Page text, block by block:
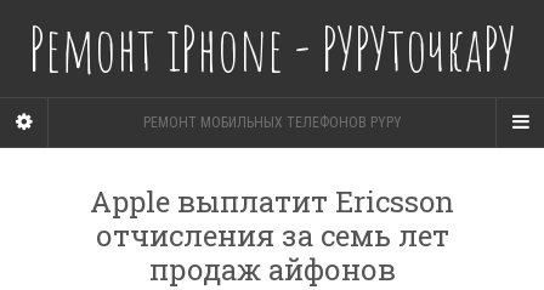
Ремонт iPhone - РУРУточкаРУ
РЕМОНТ МОБИЛЬНЫХ ТЕЛЕФОНОВ PYPY
Apple выплатит Ericsson
отчисления за семь лет
продаж айфонов